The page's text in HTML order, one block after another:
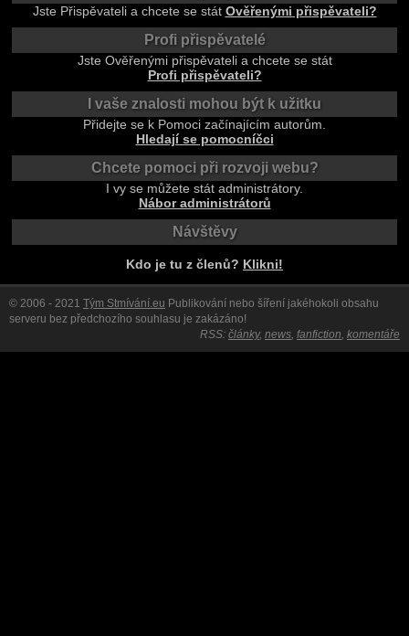
Jste Přispěvateli a chcete se stát Ověřenými přispěvateli?
Profi přispěvatelé
Jste Ověřenými přispěvateli a chcete se stát
Profi přispěvateli?
I vaše znalosti mohou být k užitku
Přidejte se k Pomoci začínajícím autorům.
Hledají se pomocníčci
Chcete pomoci při rozvoji webu?
I vy se můžete stát administrátory.
Nábor administrátorů
Návštěvy
Kdo je tu z členů? Klikni!
© 2006 - 2021 Tým Stmívání.eu Publikování nebo šíření jakéhokoli obsahu
serveru bez předchozího souhlasu je zakázáno!
RSS: články, news fanfiction komentáře